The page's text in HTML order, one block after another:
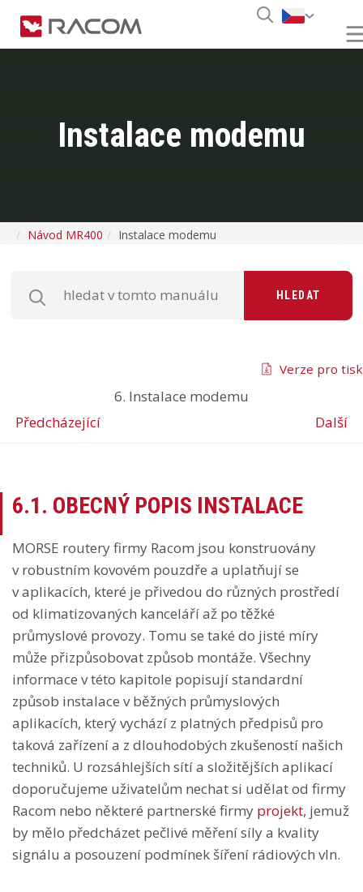
Instalace modemu
Návod MR400 Instalace modemu
HLEDAT
6. Instalace modemu
Předcházející
Další
Verze pro tisk
6.1. OBECNÝ POPIS INSTALACE
MORSE routery firmy Racom jsou konstruovány
v robustním kovovém pouzdře a uplatňují se
v aplikacích, které je přivedou do různých prostředí
od klimatizovaných kanceláří až po těžké
průmyslové provozy. Tomu se také do jisté míry
může přizpůsobovat způsob montáže. Všechny
informace v této kapitole popisují standardní
způsob instalace v běžných průmyslových
aplikacích, který vychází z platných předpisů pro
taková zařízení a z dlouhodobých zkušeností našich
techniků. U rozsáhlejších sítí a složitějších aplikací
doporučujeme uživatelům nechat si udělat od firmy
Racom nebo některé partnerské firmy projekt, jemuž
by mělo předcházet pečlivé měření síly a kvality
signálu a posouzení podmínek šíření rádiových vln.